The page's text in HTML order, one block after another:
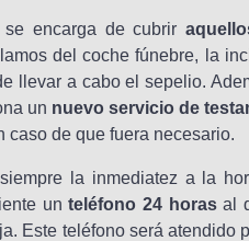
encarga de cubrir
del coche fúnebre, la
llevar a cabo el sepelio.
un nuevo servicio de
caso de que fuera necesario.
la inmediatez a la
unteléfono 24 horasal
Este teléfono será atendido